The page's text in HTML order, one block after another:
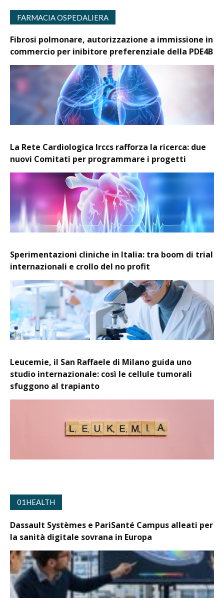
FARMACIA OSPEDALIERA
Fibrosi polmonare, autorizzazione a immissione in
commercio per inibitore preferenziale della PDE4B
La Rete Cardiologica Irccs rafforza la ricerca: due
nuovi Comitati per programmare i progetti
Sperimentazioni cliniche in Italia: tra boom di trial
internazionali e crollo del no profit
Leucemie, il San Raffaele di Milano guida uno
studio internazionale: così le cellule tumorali
sfuggono al trapianto
01HEALTH
Dassault Systèmes e PariSanté Campus alleati per
la sanità digitale sovrana in Europa